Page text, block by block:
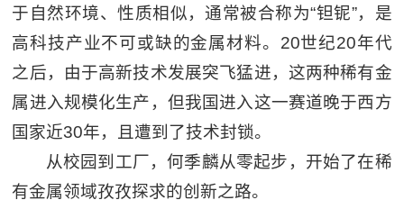
于自然环境、性质相似，通常被合称为“钽铌”，是
高科技产业不可或缺的金属材料。20世纪20年代
之后，由于高新技术发展突飞猛进，这两种稀有金
属进入规模化生产，但我国进入这一赛道晚于西方
国家近30年，且遭到了技术封锁。
从校园到工厂，何季麟从零起步，开始了在稀
有金属领域孜孜探求的创新之路。